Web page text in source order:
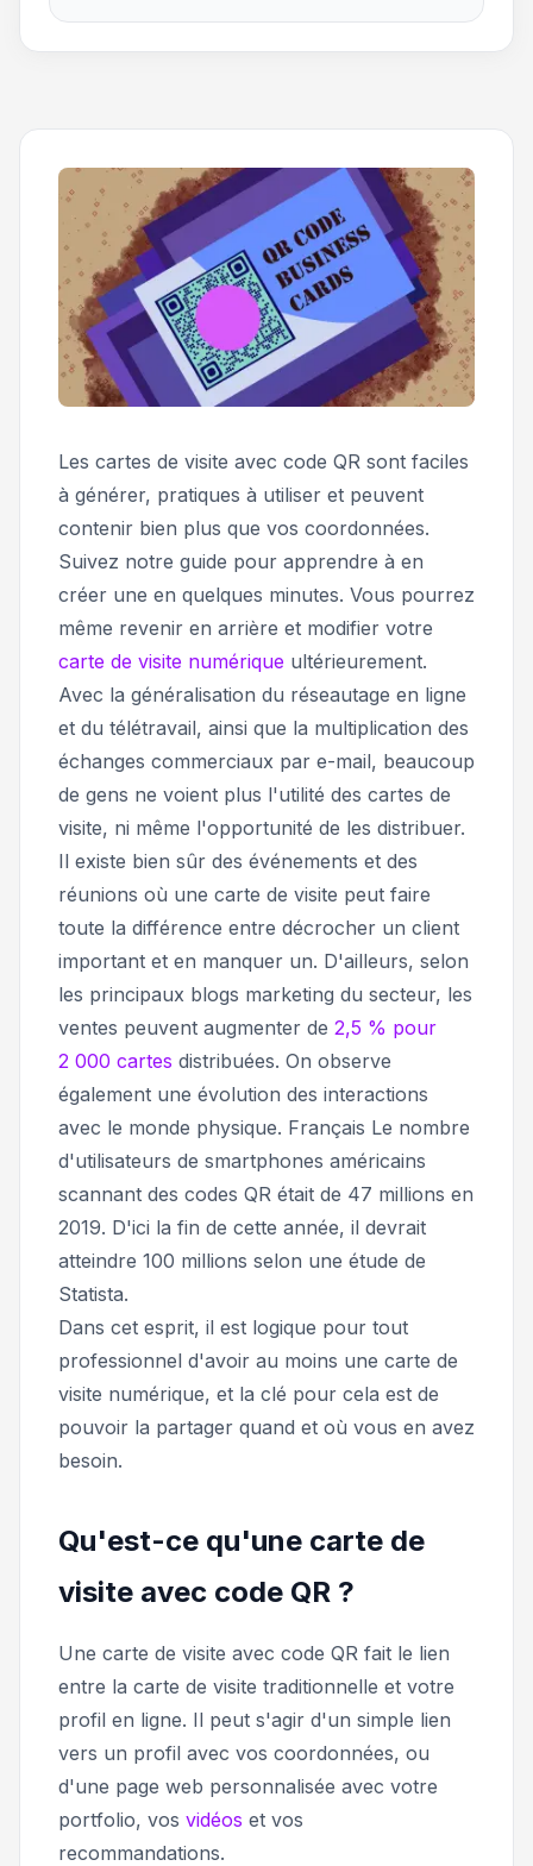
Les cartes de visite avec code QR sont faciles
à générer, pratiques à utiliser et peuvent
contenir bien plus que vos coordonnées.
Suivez notre guide pour apprendre à en
créer une en quelques minutes. Vous pourrez
même revenir en arrière et modifier votre
carte de visite numérique ultérieurement.
Avec la généralisation du réseautage en ligne
et du télétravail, ainsi que la multiplication des
échanges commerciaux par e-mail, beaucoup
de gens ne voient plus l'utilité des cartes de
visite, ni même l'opportunité de les distribuer.
Il existe bien sûr des événements et des
réunions où une carte de visite peut faire
toute la différence entre décrocher un client
important et en manquer un. D'ailleurs, selon
les principaux blogs marketing du secteur, les
ventes peuvent augmenter de 2,5 % pour
2 000 cartes distribuées. On observe
également une évolution des interactions
avec le monde physique. Français Le nombre
d'utilisateurs de smartphones américains
scannant des codes QR était de 47 millions en
2019. D'ici la fin de cette année, il devrait
atteindre 100 millions selon une étude de
Statista.
Dans cet esprit, il est logique pour tout
professionnel d'avoir au moins une carte de
visite numérique, et la clé pour cela est de
pouvoir la partager quand et où vous en avez
besoin.
Qu'est-ce qu'une carte de
visite avec code QR ?
Une carte de visite avec code QR fait le lien
entre la carte de visite traditionnelle et votre
profil en ligne. Il peut s'agir d'un simple lien
vers un profil avec vos coordonnées, ou
d'une page web personnalisée avec votre
portfolio, vos vidéos et vos
recommandations.